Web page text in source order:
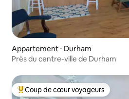
Appartement ⋅ Durham
Près du centre-ville de Durham
Coups de cœur voyageurs les plus
Coup de cœur voyageurs